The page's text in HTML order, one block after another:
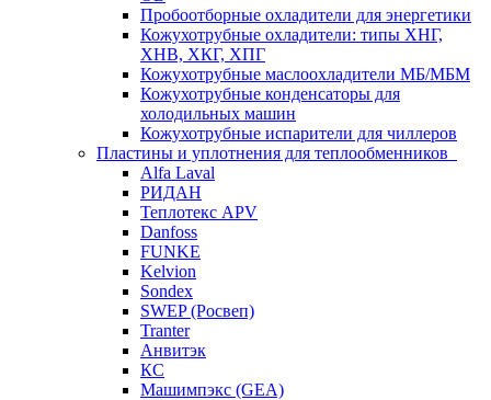
Пробоотборные охладители для энергетики
Кожухотрубные охладители: типы ХНГ,
ХНВ, ХКГ, ХПГ
Кожухотрубные маслоохладители МБ/МБМ
Кожухотрубные конденсаторы для
холодильных машин
Кожухотрубные испарители для чиллеров
Пластины и уплотнения для теплообменников
Alfa Laval
РИДАН
Теплотекс APV
Danfoss
FUNKE
Kelvion
Sondex
SWEP (Росвеп)
Tranter
Анвитэк
КС
Машимпэкс (GEA)